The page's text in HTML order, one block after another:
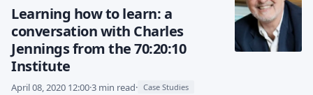
Learning how to learn: a
conversation with Charles
Jennings from the 70:20:10
Institute
April 08, 2020 12:00·3 min read· Case Studies